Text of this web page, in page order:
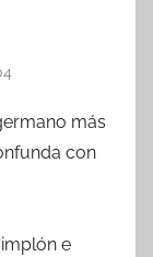
más
con
e